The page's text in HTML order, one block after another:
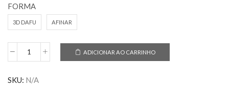
R$8,00
FORMA
3D DAFU AFINAR
Kit
Rústica
ADICIONAR AO CARRINHO
SKU: N/A